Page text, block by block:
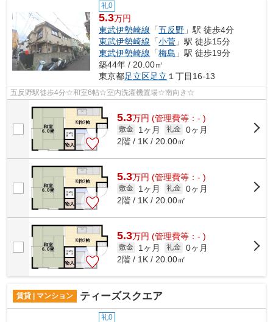
礼0
5.3万円
東武伊勢崎線 「五反野 」駅 徒歩4分
東武伊勢崎線 「小菅 」駅 徒歩15分
東武伊勢崎線 「梅島 」駅 徒歩19分
築44年 / 20.00㎡
東京都足立区足立 １丁目16-13
五反野駅徒歩4分☆和室6帖☆室内洗濯機置場☆南向き☆
5.3万円 (管理費等：- )
敷金 1ヶ月 礼金 0ヶ月
2階 / 1K / 20.00㎡
5.3万円 (管理費等：- )
敷金 1ヶ月 礼金 0ヶ月
2階 / 1K / 20.00㎡
5.3万円 (管理費等：- )
敷金 1ヶ月 礼金 0ヶ月
2階 / 1K / 20.00㎡
賃貸 | マンション ティーズスクエア
礼0